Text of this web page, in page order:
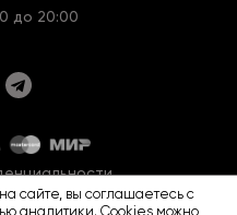
сайте, вы соглашаетесь с
аналитики. Cookies можно
до 20:00
сайта